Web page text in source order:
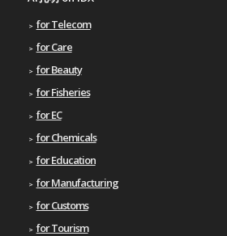
for Telecom
for Care
for Beauty
for Fisheries
for EC
for Chemicals
for Education
for Manufacturing
for Customs
for Tourism